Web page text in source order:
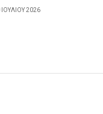
ΙΟΥΛΊΟΥ 2026